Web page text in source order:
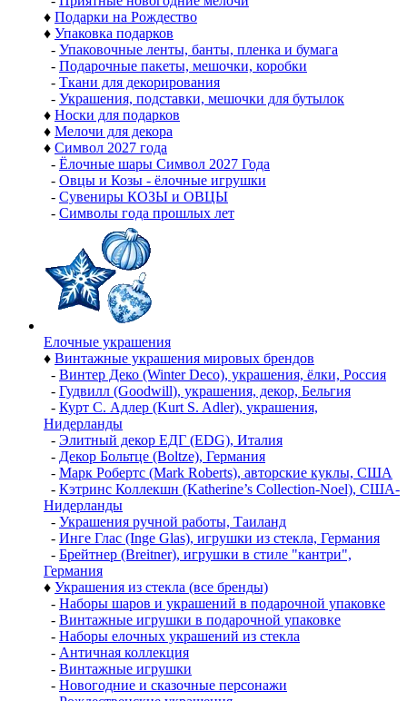
♦ Подарки на Рождество
♦ Упаковка подарков
- Упаковочные ленты, банты, пленка и бумага
- Подарочные пакеты, мешочки, коробки
- Ткани для декорирования
- Украшения, подставки, мешочки для бутылок
♦ Носки для подарков
♦ Мелочи для декора
♦ Символ 2027 года
- Ёлочные шары Символ 2027 Года
- Овцы и Козы - ёлочные игрушки
- Сувениры КОЗЫ и ОВЦЫ
- Символы года прошлых лет
Елочные украшения
♦ Винтажные украшения мировых брендов
- Винтер Деко (Winter Deco), украшения, ёлки, Россия
- Гудвилл (Goodwill), украшения, декор, Бельгия
- Курт С. Адлер (Kurt S. Adler), украшения,
Нидерланды
- Элитный декор ЕДГ (EDG), Италия
- Декор Больтце (Boltze), Германия
- Марк Робертс (Mark Roberts), авторские куклы, США
- Кэтринс Коллекшн (Katherine’s Collection-Noel), США-
Нидерланды
- Украшения ручной работы, Таиланд
- Инге Глас (Inge Glas), игрушки из стекла, Германия
- Брейтнер (Breitner), игрушки в стиле "кантри",
Германия
♦ Украшения из стекла (все бренды)
- Наборы шаров и украшений в подарочной упаковке
- Винтажные игрушки в подарочной упаковке
- Наборы елочных украшений из стекла
- Античная коллекция
- Винтажные игрушки
- Новогодние и сказочные персонажи